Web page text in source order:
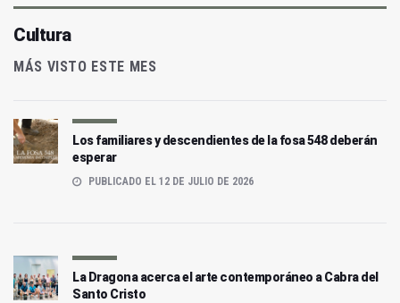
Cultura
MÁS VISTO ESTE MES
Los familiares y descendientes de la fosa 548 deberán
esperar
PUBLICADO EL 12 DE JULIO DE 2026
La Dragona acerca el arte contemporáneo a Cabra del
Santo Cristo